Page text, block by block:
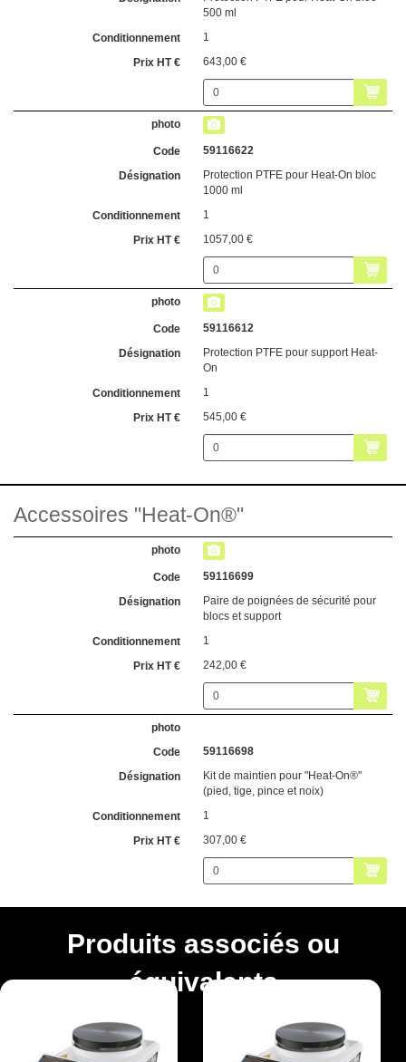
500 ml
1
643,00 €
59116622
Protection PTFE pour Heat-On bloc
1000 ml
1
1057,00 €
59116612
Protection PTFE pour support Heat-
On
1
545,00 €
Accessoires "Heat-On®"
59116699
Paire de poignées de sécurité pour
blocs et support
1
242,00 €
59116698
Kit de maintien pour "Heat-On®"
(pied, tige, pince et noix)
1
307,00 €
Produits associés ou
équivalents